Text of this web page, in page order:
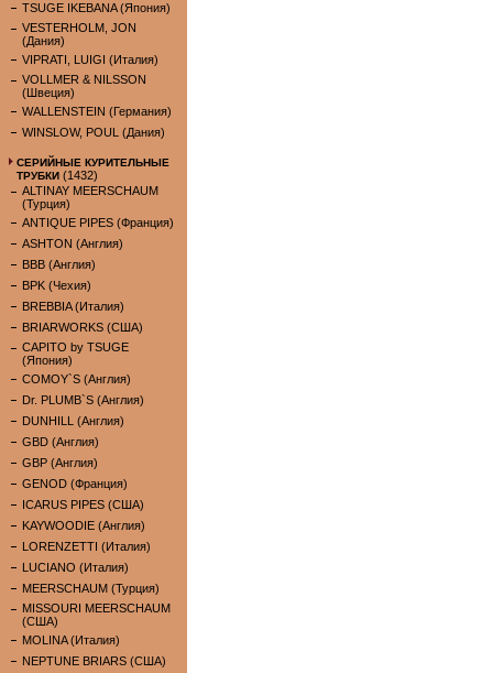
TSUGE IKEBANA (Япония)
VESTERHOLM, JON
(Дания)
VIPRATI, LUIGI (Италия)
VOLLMER & NILSSON
(Швеция)
WALLENSTEIN (Германия)
WINSLOW, POUL (Дания)
СЕРИЙНЫЕ КУРИТЕЛЬНЫЕ
ТРУБКИ (1432)
ALTINAY MEERSCHAUM
(Турция)
ANTIQUE PIPES (Франция)
ASHTON (Англия)
BBB (Англия)
BPK (Чехия)
BREBBIA (Италия)
BRIARWORKS (США)
CAPITO by TSUGE
(Япония)
COMOY`S (Англия)
Dr. PLUMB`S (Англия)
DUNHILL (Англия)
GBD (Англия)
GBP (Англия)
GENOD (Франция)
ICARUS PIPES (США)
KAYWOODIE (Англия)
LORENZETTI (Италия)
LUCIANO (Италия)
MEERSCHAUM (Турция)
MISSOURI MEERSCHAUM
(США)
MOLINA (Италия)
NEPTUNE BRIARS (США)